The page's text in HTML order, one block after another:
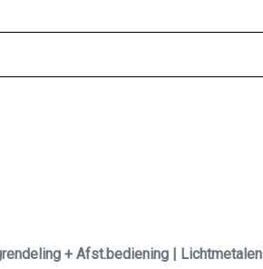
+ Afst.bediening |